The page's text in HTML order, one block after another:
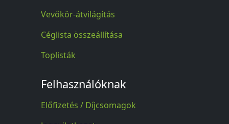
Vevőkör-átvilágítás
Céglista összeállítása
Toplisták
Felhasználóknak
Előfizetés / Díjcsomagok